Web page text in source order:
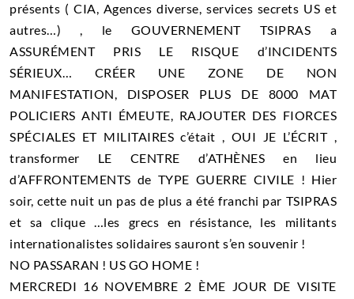
présents ( CIA, Agences diverse, services secrets US et
autres…) , le GOUVERNEMENT TSIPRAS a
ASSURÉMENT PRIS LE RISQUE d’INCIDENTS
SÉRIEUX… CRÉER UNE ZONE DE NON
MANIFESTATION, DISPOSER PLUS DE 8000 MAT
POLICIERS ANTI ÉMEUTE, RAJOUTER DES FIORCES
SPÉCIALES ET MILITAIRES c’était , OUI JE L’ÉCRIT ,
transformer LE CENTRE d’ATHÈNES en lieu
d’AFFRONTEMENTS de TYPE GUERRE CIVILE ! Hier
soir, cette nuit un pas de plus a été franchi par TSIPRAS
et sa clique …les grecs en résistance, les militants
internationalistes solidaires sauront s’en souvenir !
NO PASSARAN ! US GO HOME !
MERCREDI 16 NOVEMBRE 2 ÈME JOUR DE VISITE